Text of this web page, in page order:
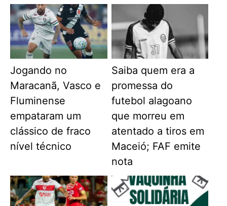
Jogando no
Maracanã, Vasco e
Fluminense
empataram um
clássico de fraco
nível técnico
Saiba quem era a
promessa do
futebol alagoano
que morreu em
atentado a tiros em
Maceió; FAF emite
nota